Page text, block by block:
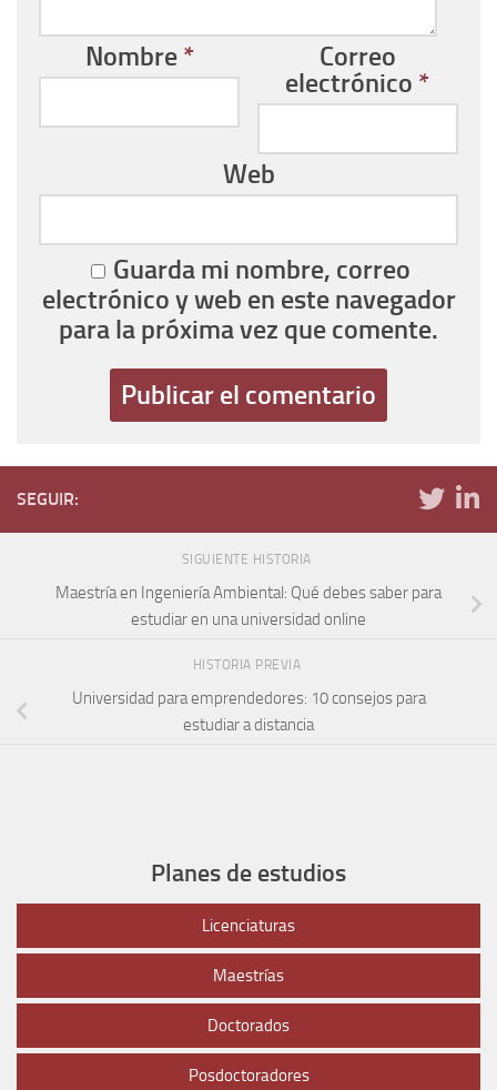
Nombre *
Correo
electrónico *
Web
Guarda mi nombre, correo
electrónico y web en este navegador
para la próxima vez que comente.
SEGUIR:
SIGUIENTE HISTORIA
Maestría en Ingeniería Ambiental: Qué debes saber para
estudiar en una universidad online
HISTORIA PREVIA
Universidad para emprendedores: 10 consejos para
estudiar a distancia
Planes de estudios
Licenciaturas
Maestrías
Doctorados
Posdoctoradores